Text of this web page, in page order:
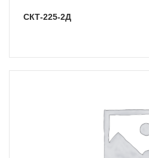
СКТ-225-2Д